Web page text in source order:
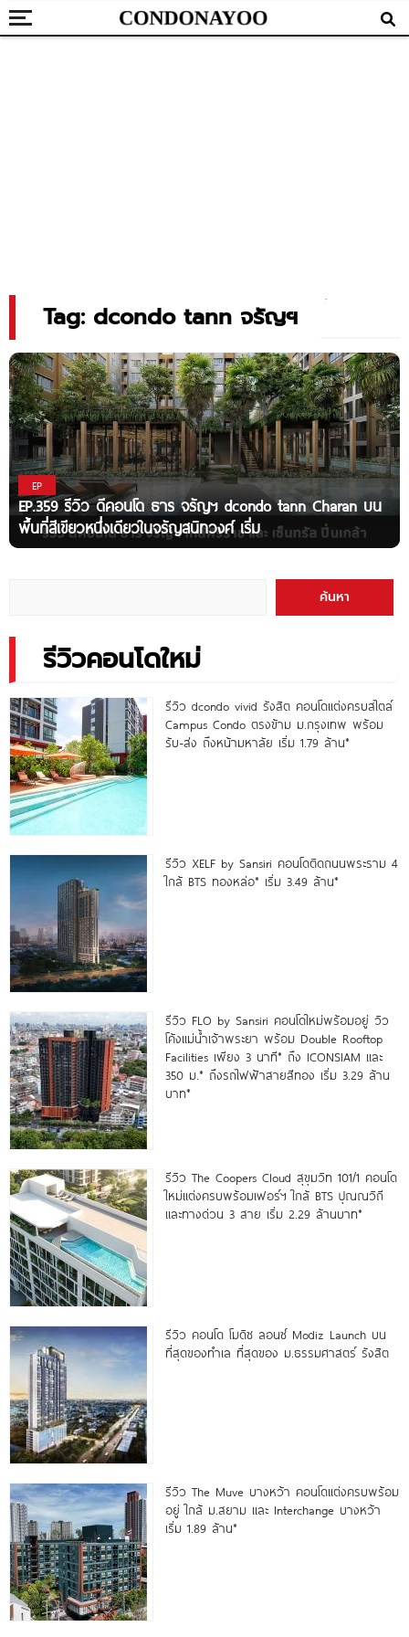
Tag: dcondo tann จรัญฯ
EP
EP.359 รีวิว ดีคอนโด ธาร จรัญฯ dcondo tann Charan บน
พื้นที่สีเขียวหนึ่งเดียวในจรัญสนิทวงศ์ เริ่ม
ค้นหา
รีวิวคอนโดใหม่
รีวิว dcondo vivid รังสิต คอนโดแต่งครบสไตล์
Campus Condo ตรงข้าม ม.กรุงเทพ พร้อม
รับ-ส่ง ถึงหน้ามหาลัย เริ่ม 1.79 ล้าน*
รีวิว XELF by Sansiri คอนโดติดถนนพระราม 4
ใกล้ BTS ทองหล่อ* เริ่ม 3.49 ล้าน*
รีวิว FLO by Sansiri คอนโดใหม่พร้อมอยู่ วิว
โค้งแม่น้ำเจ้าพระยา พร้อม Double Rooftop
Facilities เพียง 3 นาที* ถึง ICONSIAM และ
350 ม.* ถึงรถไฟฟ้าสายสีทอง เริ่ม 3.29 ล้าน
บาท*
รีวิว The Coopers Cloud สุขุมวิท 101/1 คอนโด
ใหม่แต่งครบพร้อมเฟอร์ฯ ใกล้ BTS ปุณณวิถี
และทางด่วน 3 สาย เริ่ม 2.29 ล้านบาท*
รีวิว คอนโด โมดิซ ลอนซ์ Modiz Launch บน
ที่สุดของทำเล ที่สุดของ ม.ธรรมศาสตร์ รังสิต
รีวิว The Muve บางหว้า คอนโดแต่งครบพร้อม
อยู่ ใกล้ ม.สยาม และ Interchange บางหว้า
เริ่ม 1.89 ล้าน*